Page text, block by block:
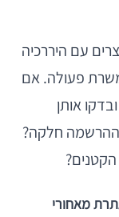
עם היררכיה
פעולה. אם
אותן
חלקה?
מאחורי